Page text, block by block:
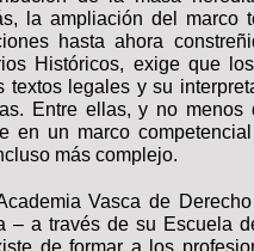
la ampliación del marco
hasta ahora
Históricos, exige que
textos legales y su
Entre ellas, y no
en un marco
más complejo.
Vasca de
– a través de su Escuela
de formar a los